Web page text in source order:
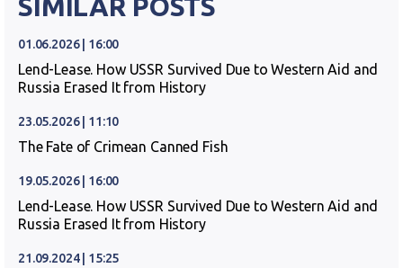
SIMILAR POSTS
01.06.2026 | 16:00
Lend-Lease. How USSR Survived Due to Western Aid and
Russia Erased It from History
23.05.2026 | 11:10
The Fate of Crimean Canned Fish
19.05.2026 | 16:00
Lend-Lease. How USSR Survived Due to Western Aid and
Russia Erased It from History
21.09.2024 | 15:25